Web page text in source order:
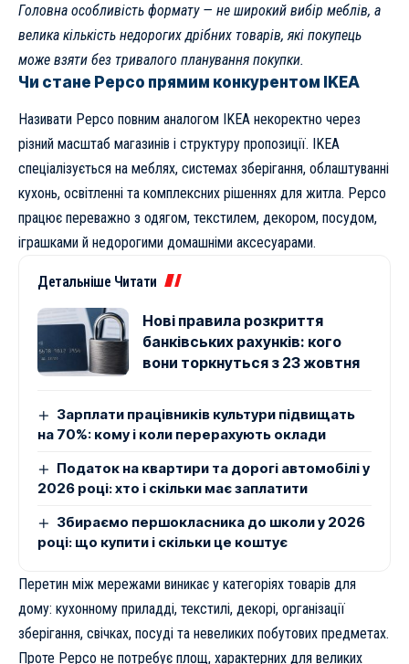
Головна особливість формату — не широкий вибір меблів, а
велика кількість недорогих дрібних товарів, які покупець
може взяти без тривалого планування покупки.
Чи стане Pepco прямим конкурентом IKEA
Називати Pepco повним аналогом IKEA некоректно через
різний масштаб магазинів і структуру пропозиції. IKEA
спеціалізується на меблях, системах зберігання, облаштуванні
кухонь, освітленні та комплексних рішеннях для житла. Pepco
працює переважно з одягом, текстилем, декором, посудом,
іграшками й недорогими домашніми аксесуарами.
Детальніше Читати
Нові правила розкриття
банківських рахунків: кого
вони торкнуться з 23 жовтня
Зарплати працівників культури підвищать
на 70%: кому і коли перерахують оклади
Податок на квартири та дорогі автомобілі у
2026 році: хто і скільки має заплатити
Збираємо першокласника до школи у 2026
році: що купити і скільки це коштує
Перетин між мережами виникає у категоріях товарів для
дому: кухонному приладді, текстилі, декорі, організації
зберігання, свічках, посуді та невеликих побутових предметах.
Проте Pepco не потребує площ, характерних для великих